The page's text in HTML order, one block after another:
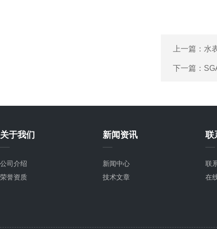
上一篇： 水
下一篇：
关于我们
公司介绍
荣誉资质
新闻资讯
新闻中心
技术文章
联
联
在